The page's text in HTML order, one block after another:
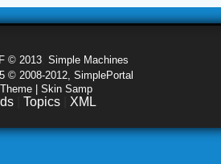
© 2013 Simple Machines
© 2008-2012, SimplePortal
| Skin Samp
Topics XML